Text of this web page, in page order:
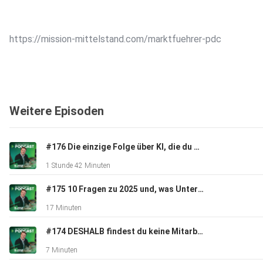
https://mission-mittelstand.com/marktfuehrer-pdc
https://mission-mittelstand.com/montageservice-pdc
Deutschlands erstes digitales Leadership-Training für einen
Weitere Episoden
#176 Die einzige Folge über KI, die du brauchst!
1 Stunde 42 Minuten
#175 10 Fragen zu 2025 und, was Unternehmer jetzt für 2026 wissen müssen
17 Minuten
#174 DESHALB findest du keine Mitarbeiter! (so geht es richtig)
7 Minuten